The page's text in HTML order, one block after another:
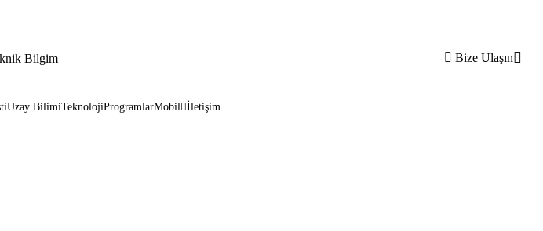
Bize Ulaşın
Uzay BilimiTeknolojiProgramlarMobil İletişim